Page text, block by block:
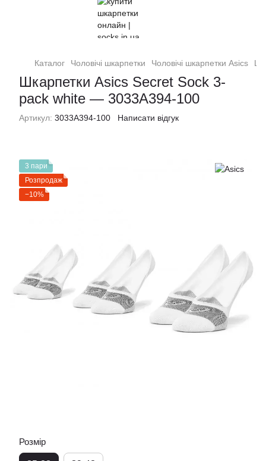
Каталог Чоловiчi шкарпетки Чоловiчi шкарпетки Asics
Шкарпетки Asics Secret Sock 3-
pack white — 3033A394-100
Артикул: 3033A394-100 Написати відгук
3 пари
Розпродаж
−10%
Розмір